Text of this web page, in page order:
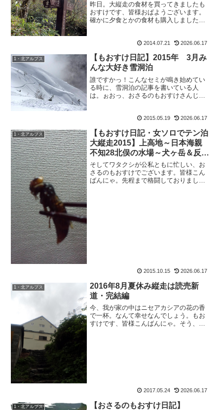
昨日。大縦走の食材を買ってきましたも
おすけです、皆様おぱようございます。
確かに夕食とかの食材も購入しましたけ
きっと私が独り暮らしだとは思っていま
い。あなおそろしや。...
2014.07.21 2026.06.17
1・北アルプス
【もおすけ日記】2015年 3月み
んな大好き雪洞泊
誰ですかっ！こんなセミが鳴き始めてい
る時に、雪洞泊の記事を書いている人
は。ぉおっ、おさるのもおすけさんじゃ
です。だって、信州なのに5月でセミが鳴
2015.05.19 2026.06.17
1・北アルプス
【もおすけ日記・女ソロでテン泊
大縦走2015】上高地～日本海親
不知28北俣の水場～犬ヶ岳＆反響
の多いアイテム3点
そしてワタクシが公私ともに忙しい、お
さるのもおすけでございます。皆様こん
ばんにゃ。先程まで格闘しておりまし
2015.10.15 2026.06.17
1・北アルプス
2016年8月夏休み縦走は読売新
道・完結編
今、我が家の中はニセアカシアの花の香
で一杯。なんて幸せなんでしょう。もお
すけです、皆様こんばんにゃ。そう、我
2017.05.24 2026.06.17
1・北アルプス
【おさるのもおすけ日記】